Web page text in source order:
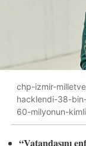
chp-izmir-
hacklendi-38-
60-milyonun-
“Vatandaşını